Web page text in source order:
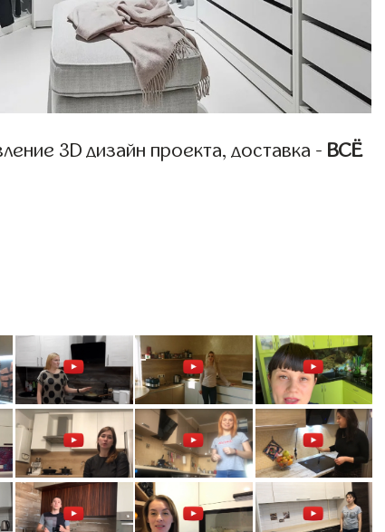
3D дизайн проекта, доставка - ВСЁ